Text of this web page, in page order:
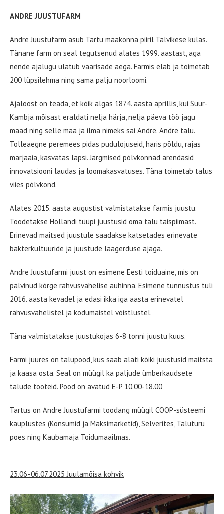
ANDRE JUUSTUFARM
Andre Juustufarm asub Tartu maakonna piiril Talvikese külas.
Tänane farm on seal tegutsenud alates 1999. aastast, aga
nende ajalugu ulatub vaarisade aega. Farmis elab ja toimetab
200 lüpsilehma ning sama palju noorloomi.
Ajaloost on teada, et kõik algas 1874. aasta aprillis, kui Suur-
Kambja mõisast eraldati nelja härja, nelja päeva töö jagu
maad ning selle maa ja ilma nimeks sai Andre. Andre talu.
Tolleaegne peremees pidas pudulojuseid, haris põldu, rajas
marjaaia, kasvatas lapsi. Järgmised põlvkonnad arendasid
innovatsiooni laudas ja loomakasvatuses. Täna toimetab talus
viies põlvkond.
Alates 2015. aasta augustist valmistatakse farmis juustu.
Toodetakse Hollandi tüüpi juustusid oma talu täispiimast.
Erinevad maitsed juustule saadakse katsetades erinevate
bakterkultuuride ja juustude laagerduse ajaga.
Andre Juustufarmi juust on esimene Eesti toiduaine, mis on
pälvinud kõrge rahvusvahelise auhinna. Esimene tunnustus tuli
2016. aasta kevadel ja edasi ikka iga aasta erinevatel
rahvusvahelistel ja kodumaistel võistlustel.
Täna valmistatakse juustukojas 6-8 tonni juustu kuus.
Farmi juures on talupood, kus saab alati kõiki juustusid maitsta
ja kaasa osta. Seal on müügil ka paljude ümberkaudsete
talude tooteid. Pood on avatud E-P 10.00-18.00
Tartus on Andre Juustufarmi toodang müügil COOP-süsteemi
kauplustes (Konsumid ja Maksimarketid), Selverites, Taluturu
poes ning Kaubamaja Toidumaailmas.
23.06-.06.07.2025 Juulamõisa kohvik